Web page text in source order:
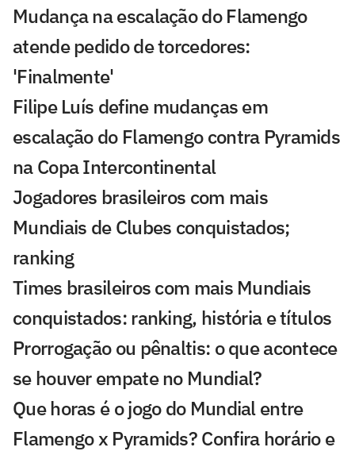
Mudança na escalação do Flamengo
atende pedido de torcedores:
'Finalmente'
Filipe Luís define mudanças em
escalação do Flamengo contra Pyramids
na Copa Intercontinental
Jogadores brasileiros com mais
Mundiais de Clubes conquistados;
ranking
Times brasileiros com mais Mundiais
conquistados: ranking, história e títulos
Prorrogação ou pênaltis: o que acontece
se houver empate no Mundial?
Que horas é o jogo do Mundial entre
Flamengo x Pyramids? Confira horário e